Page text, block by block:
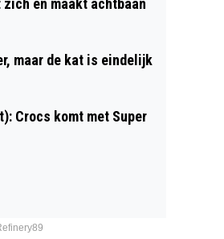
en maakt achtbaan
maar de kat is eindelijk
Crocs komt met Super